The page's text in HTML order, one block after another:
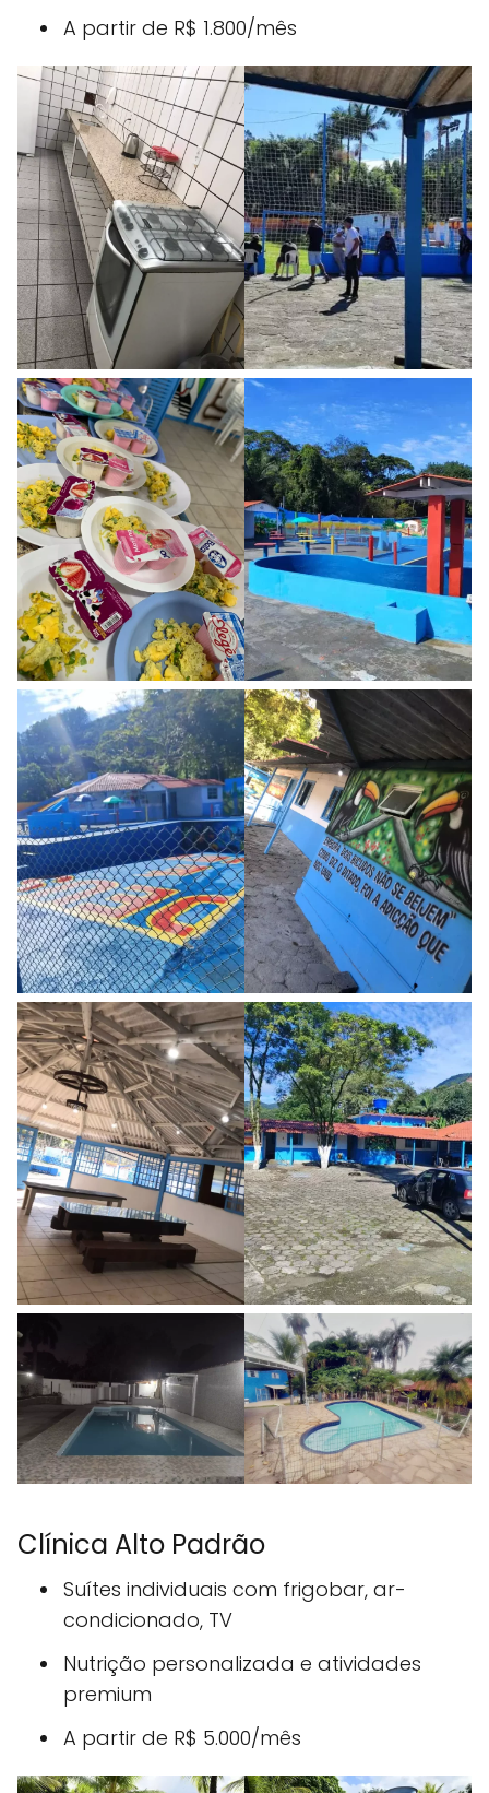
A partir de R$ 1.800/mês
Clínica Alto Padrão
Suítes individuais com frigobar, ar-
condicionado, TV
Nutrição personalizada e atividades
premium
A partir de R$ 5.000/mês